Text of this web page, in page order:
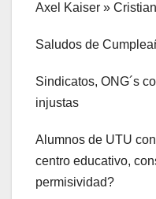
Axel Kaiser »
Saludos de
Sindicatos, ONG´s
injustas
Alumnos de UTU
centro educativo,
permisividad?